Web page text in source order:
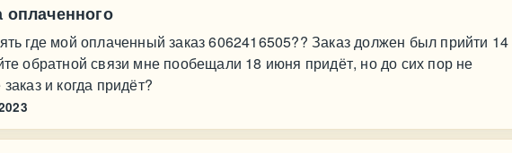
оплаченного
где мой оплаченный заказ 6062416505?? Заказ должен был прийти 14
обратной связи мне пообещали 18 июня придёт, но до сих пор не
и когда придёт?